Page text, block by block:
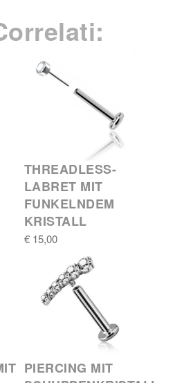
THREADLESS-
LABRET MIT
FUNKELNDEM
KRISTALL
€ 15,00
PIERCING MIT